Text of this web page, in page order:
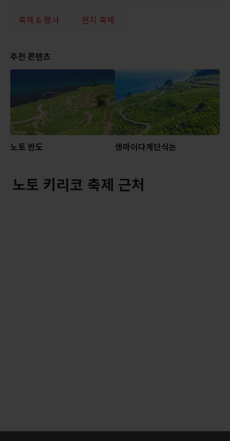
축제 & 행사 현지 축제
추천 콘텐츠
노토 반도 센마이다계단식논
노토 키리코 축제 근처